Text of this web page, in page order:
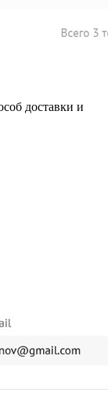
доставки и